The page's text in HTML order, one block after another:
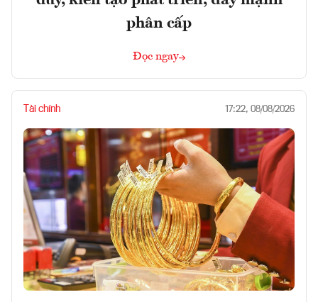
phân cấp
Đọc ngay
Tài chính 17:22, 08/08/2026